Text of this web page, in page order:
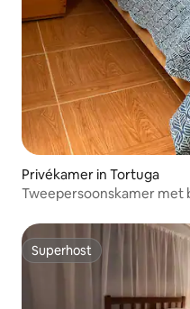
Privékamer in Tortuga
Tweepersoonskamer met
Superhost
Superhost